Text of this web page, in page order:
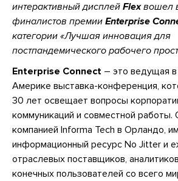
интерактивный дисплей Flexвошел
финалистов премии Enterprise
категории «Лучшая инновация для
постпандемического рабочего
Enterprise Connect – это ведущая
Америке выставка-конференция,
30 лет освещает вопросы
коммуникаций и совместной работы.
компанией Informa Tech в Орландо,
информационный ресурс No Jitter и
отраслевых поставщиков,
конечных пользователей со всего